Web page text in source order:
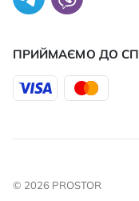
ПРИЙМАЄМО ДО
© 2026 PROSTOR